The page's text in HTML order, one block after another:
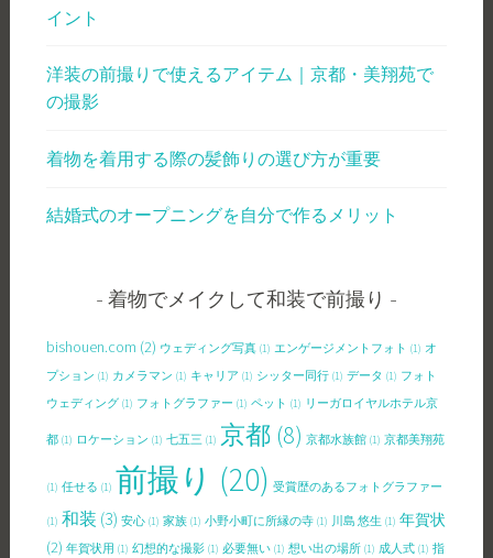
イント
洋装の前撮りで使えるアイテム｜京都・美翔苑で
の撮影
着物を着用する際の髪飾りの選び方が重要
結婚式のオープニングを自分で作るメリット
着物でメイクして和装で前撮り
bishouen.com (2) ウェディング写真(1) エンゲージメントフォト (1) オ
プション (1) カメラマン (1) キャリア (1) シッター同行(1) データ (1) フォト
ウェディング(1) フォトグラファー (1) ペット (1) リーガロイヤルホテル京
都(1) ロケーション (1) 七五三 (1) 京都(8) 京都水族館(1) 京都美翔苑
(1) 任せる (1) 前撮り (20) 受賞歴のあるフォトグラファー
(1) 和装 (3) 安心(1) 家族(1) 小野小町に所縁の寺(1) 川島 悠生 (1) 年賀状
(2) 年賀状用 (1) 幻想的な撮影(1) 必要無い(1) 想い出の場所(1) 成人式(1) 指